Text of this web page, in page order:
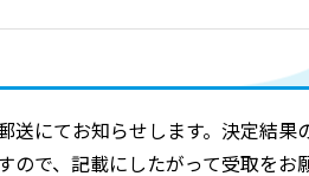
送にてお知らせします。決定結果
ので、記載にしたがって受取をお